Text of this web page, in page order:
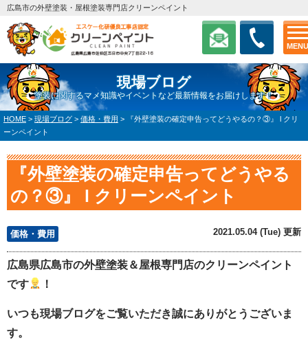
MENU
広島市の外壁塗装・屋根塗装専門店クリーンペイント
現場ブログ
塗装に関するマメ知識やイベントなど最新情報をお届けします！
HOME > 現場ブログ > 価格・費用 >
『外壁塗装の確定申告ってどうやるの？③』 l クリ
ーンペイント
『外壁塗装の確定申告ってどうやる
の？③』 l クリーンペイント
価格・費用 2021.05.04 (Tue) 更新
広島県広島市の外壁塗装＆屋根専門店のクリーンペイント
です
！
いつも現場ブログをご覧いただき誠にありがとうございま
す。